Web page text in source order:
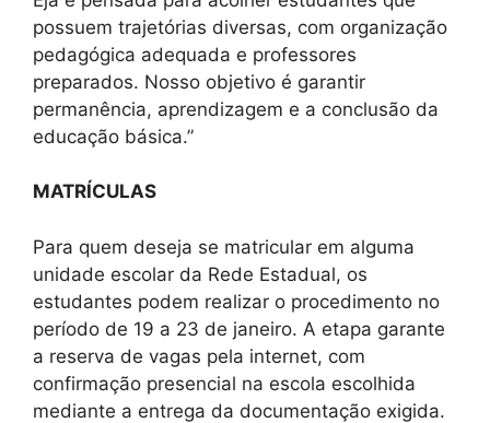
possuem trajetórias diversas, com organização
pedagógica adequada e professores
preparados. Nosso objetivo é garantir
permanência, aprendizagem e a conclusão da
educação básica.”
MATRÍCULAS
Para quem deseja se matricular em alguma
unidade escolar da Rede Estadual, os
estudantes podem realizar o procedimento no
período de 19 a 23 de janeiro. A etapa garante
a reserva de vagas pela internet, com
confirmação presencial na escola escolhida
mediante a entrega da documentação exigida.